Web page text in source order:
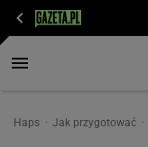
Haps Jak przygotować